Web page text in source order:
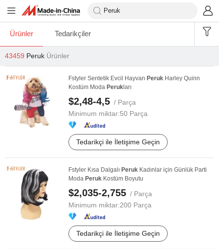
Ürünler Tedarikçiler
43459 Peruk Ürünler
Fstyler Sentetik Evcil Hayvan Peruk Harley Quinn
Kostüm Moda Peruk ları
$2,48-4,5 / Parça
Minimum miktar:50 Parça
Tedarikçi ile İletişime Geçin
Fstyler Kısa Dalgalı Peruk Kadınlar için Günlük Parti
Moda Peruk Kostüm Boyutu
$2,035-2,755 / Parça
Minimum miktar:200 Parça
Tedarikçi ile İletişime Geçin